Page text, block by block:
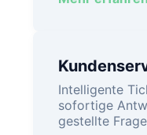
Intelligente
sofortige
gestellte